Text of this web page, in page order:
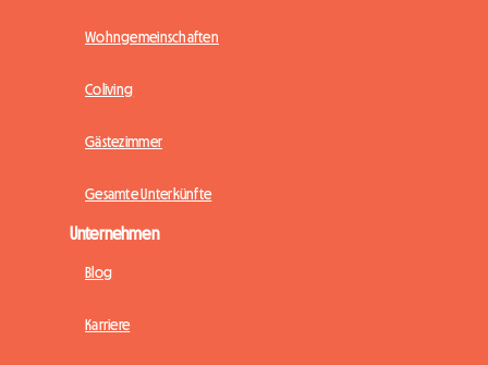
Wohngemeinschaften
Coliving
Gästezimmer
Gesamte Unterkünfte
Unternehmen
Blog
Karriere